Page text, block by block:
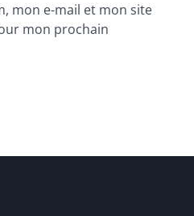
mon e-mail et mon site
mon prochain